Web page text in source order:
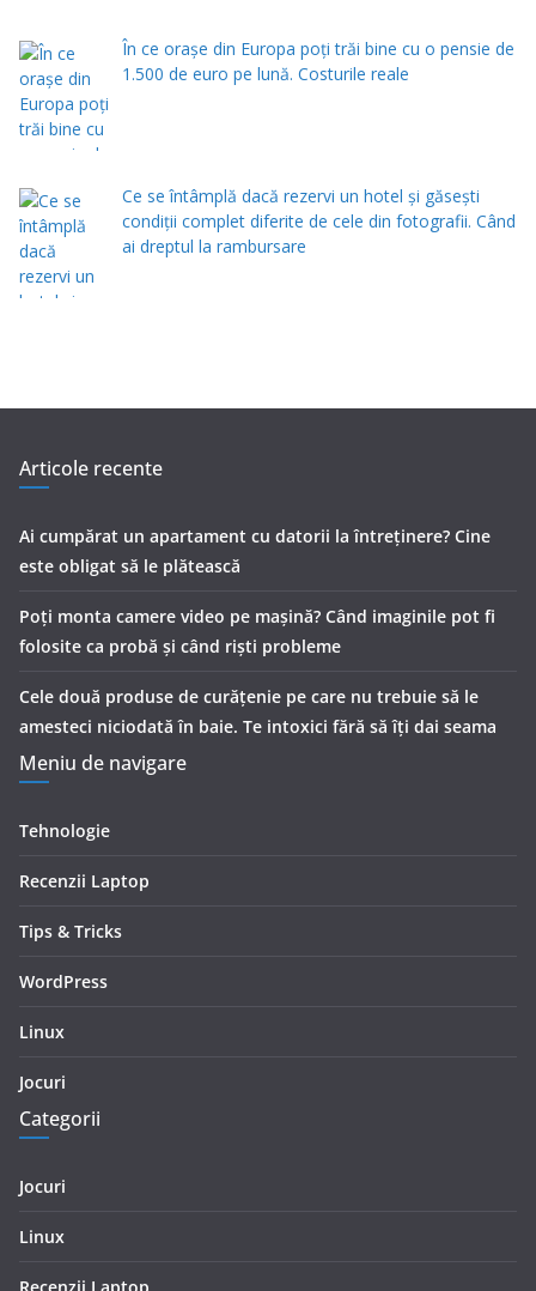
În ce orașe din Europa poți trăi bine cu o pensie de
1.500 de euro pe lună. Costurile reale
Ce se întâmplă dacă rezervi un hotel și găsești
condiții complet diferite de cele din fotografii. Când
ai dreptul la rambursare
Articole recente
Ai cumpărat un apartament cu datorii la întreținere? Cine
este obligat să le plătească
Poți monta camere video pe mașină? Când imaginile pot fi
folosite ca probă și când riști probleme
Cele două produse de curăţenie pe care nu trebuie să le
amesteci niciodată în baie. Te intoxici fără să îţi dai seama
Meniu de navigare
Tehnologie
Recenzii Laptop
Tips & Tricks
WordPress
Linux
Jocuri
Categorii
Jocuri
Linux